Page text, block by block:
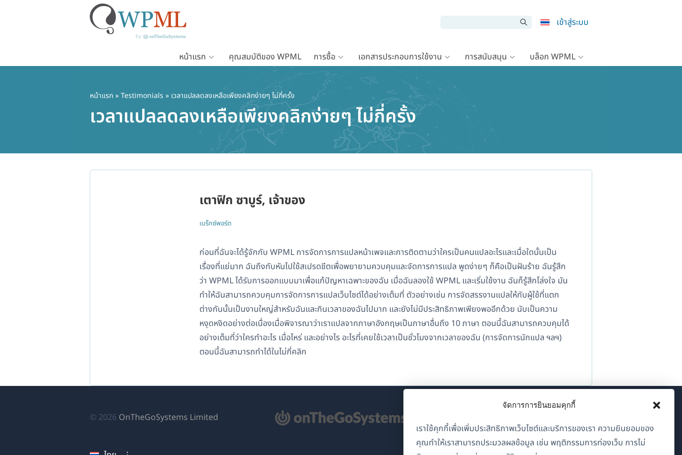
จัดการการยินยอมคุกกี้
เราใช้คุกกี้เพื่อเพิ่มประสิทธิภาพเว็บไซต์และบริการของเรา ความยินยอมของ
คุณทำให้เราสามารถประมวลผลข้อมูล เช่น พฤติกรรมการท่องเว็บ การไม่
เข้าสู่ระบบ
หน้าแรก คุณสมบัติของ WPML การซื้อ เอกสารประกอบการใช้งาน การสนับสนุน บล็อก WPML
หน้าแรก»Testimonials » เวลาแปลลดลงเหลือเพียงคลิกง่ายๆ ไม่กี่ครั้ง
เวลาแปลลดลงเหลือเพียงคลิกง่ายๆ ไม่กี่ครั้ง
เตาฟิก ซาบูร์, เจ้าของ
เบร็กซ์พอร์ต
ก่อนที่ฉันจะได้รู้จักกับ WPML การจัดการการแปลหน้าเพจและการติดตามว่าใครเป็นคนแปลอะไรและเมื่อใดนั้นเป็น
เรื่องที่แย่มาก ฉันถึงกับหันไปใช้สเปรดชีตเพื่อพยายามควบคุมและจัดการการแปล พูดง่ายๆ ก็คือเป็นฝันร้าย ฉันรู้สึก
ว่า WPML ได้รับการออกแบบมาเพื่อแก้ปัญหาเฉพาะของฉัน เมื่อฉันลองใช้ WPML และเริ่มใช้งาน ฉันก็รู้สึกโล่งใจ มัน
ทำให้ฉันสามารถควบคุมการจัดการการแปลเว็บไซต์ได้อย่างเต็มที่ ตัวอย่างเช่น การจัดสรรงานแปลให้กับผู้ใช้ที่แตก
ต่างกันนั้นเป็นงานใหญ่สำหรับฉันและกินเวลาของฉันไปมาก และยังไม่มีประสิทธิภาพเพียงพออีกด้วย นับเป็นความ
หงุดหงิดอย่างต่อเนื่องเมื่อพิจารณาว่าเราแปลจากภาษาอังกฤษเป็นภาษาอื่นถึง 10 ภาษา ตอนนี้ฉันสามารถควบคุมได้
อย่างเต็มที่ว่าใครทำอะไร เมื่อไหร่ และอย่างไร อะไรที่เคยใช้เวลาเป็นชั่วโมงจากเวลาของฉัน (การจัดการนักแปล ฯลฯ)
ตอนนี้ฉันสามารถทำได้ในไม่กี่คลิก
© 2026 OnTheGoSystems Limited
GDPR และนโยบายความเป็นส่วนตัว